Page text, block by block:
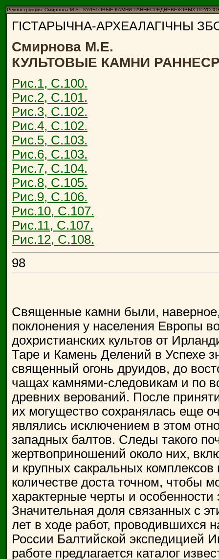
РеконструкцияСмирнова М.Е. КУЛЬТОВЫЕ КАМНИ РАННЕСРЕДНЕВЕКОВЫХ
ГIСТАРЫЧНА-АРХЕАЛАГIЧНЫ
Смирнова М.Е.
КУЛЬТОВЫЕ КАМНИ
Рис.1, С.100.
Рис.2, С.101.
Рис.3, С.102.
Рис.4, С.102.
Рис.5, С.103.
Рис.6, С.103.
Рис.7, С.104.
Рис.8, С.105.
Рис.9, С.106.
Рис.10, С.107.
Рис.11, С.107.
Рис.12, С.108.
98
Священные камни были,
поклонения у населения Европы
дохристианских культов от
Таре и Камень Делений в Успехе
священный огонь друидов, до
чащах камнями-следовикам и по
древних верований. После
их могущество сохранялась еще
являлись исключением в этом
западных балтов. Следы такого
жертвоприношений около них,
и крупных сакральных
количестве доста точном, чтобы
характерные черты и особенности
Значительная доля связанных с
лет в ходе работ, проводившихся
России Балтийской экспедицией
работе предлагается каталог